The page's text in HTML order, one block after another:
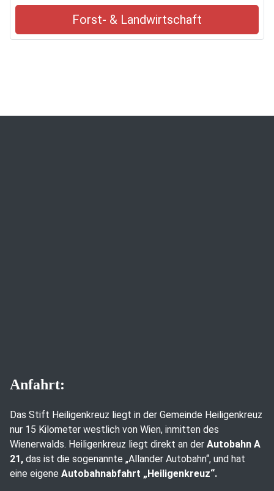
Forst- & Landwirtschaft
Anfahrt:
Das Stift Heiligenkreuz liegt in der Gemeinde Heiligenkreuz
nur 15 Kilometer westlich von Wien, inmitten des
Wienerwalds. Heiligenkreuz liegt direkt an der Autobahn A
21, das ist die sogenannte „Allander Autobahn“, und hat
eine eigene Autobahnabfahrt „Heiligenkreuz“.